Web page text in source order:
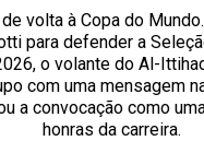
volta à Copa do
para defender a
o volante do Al-
com uma mensagem
a convocação como
honras da carreira.